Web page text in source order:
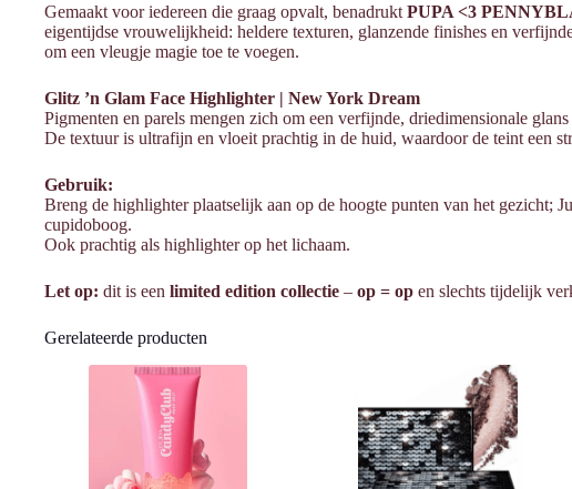
Gemaakt voor iedereen die graag opvalt, benadrukt PUPA <3
eigentijdse vrouwelijkheid: heldere texturen, glanzende finishes en
om een vleugje magie toe te voegen.
Glitz ’n Glam Face Highlighter | New York Dream
Pigmenten en parels mengen zich om een verfijnde, driedimensionale
De textuur is ultrafijn en vloeit prachtig in de huid, waardoor de teint een
Gebruik:
Breng de highlighter plaatselijk aan op de hoogte punten van het gezicht;
cupidoboog.
Ook prachtig als highlighter op het lichaam.
Let op: dit is een limited edition collectie – op = op en slechts tijdelijk
Gerelateerde producten